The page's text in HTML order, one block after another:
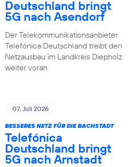
Deutschland bringt
5G nach Asendorf
Der Telekommunikationsanbieter
Telefónica Deutschland treibt den
Netzausbau im Landkreis Diepholz
weiter voran
07. Juli 2026
BESSERES NETZ FÜR DIE BACHSTADT
Telefónica
Deutschland bringt
5G nach Arnstadt